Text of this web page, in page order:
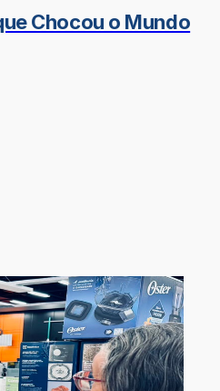
Chocou o Mundo